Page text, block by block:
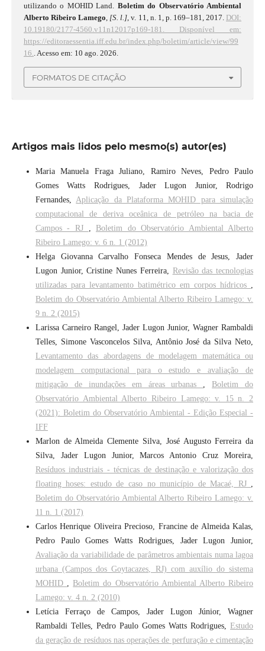
utilizando o MOHID Land. Boletim do Observatório Ambiental
Alberto Ribeiro Lamego, [S. l.], v. 11, n. 1, p. 169–181, 2017. DOI:
10.19180/2177-4560.v11n12017p169-181. Disponível em:
https://editoraessentia.iff.edu.br/index.php/boletim/article/view/99
16.. Acesso em: 10 ago. 2026.
FORMATOS DE CITAÇÃO
Artigos mais lidos pelo mesmo(s) autor(es)
Maria Manuela Fraga Juliano, Ramiro Neves, Pedro Paulo
Gomes Watts Rodrigues, Jader Lugon Junior, Rodrigo
Fernandes,Aplicação da Plataforma MOHID para simulação
computacional de deriva oceânica de petróleo na bacia de
Campos - RJ , Boletim do Observatório Ambiental Alberto
Ribeiro Lamego: v. 6 n. 1 (2012)
Helga Giovanna Carvalho Fonseca Mendes de Jesus, Jader
Lugon Junior, Cristine Nunes Ferreira, Revisão das tecnologias
utilizadas para levantamento batimétrico em corpos hídricos ,
Boletim do Observatório Ambiental Alberto Ribeiro Lamego: v.
9 n. 2 (2015)
Larissa Carneiro Rangel, Jader Lugon Junior, Wagner Rambaldi
Telles, Simone Vasconcelos Silva, Antônio José da Silva Neto,
Levantamento das abordagens de modelagem matemática ou
modelagem computacional para o estudo e avaliação de
mitigação de inundações em áreas urbanas , Boletim do
Observatório Ambiental Alberto Ribeiro Lamego: v. 15 n. 2
(2021): Boletim do Observatório Ambiental - Edição Especial -
IFF
Marlon de Almeida Clemente Silva, José Augusto Ferreira da
Silva, Jader Lugon Junior, Marcos Antonio Cruz Moreira,
Resíduos industriais - técnicas de destinação e valorização dos
floating hoses: estudo de caso no município de Macaé, RJ ,
Boletim do Observatório Ambiental Alberto Ribeiro Lamego: v.
11 n. 1 (2017)
Carlos Henrique Oliveira Precioso, Francine de Almeida Kalas,
Pedro Paulo Gomes Watts Rodrigues, Jader Lugon Junior,
Avaliação da variabilidade de parâmetros ambientais numa lagoa
urbana (Campos dos Goytacazes, RJ) com auxílio do sistema
MOHID , Boletim do Observatório Ambiental Alberto Ribeiro
Lamego: v. 4 n. 2 (2010)
Letícia Ferraço de Campos, Jader Lugon Júnior, Wagner
Rambaldi Telles, Pedro Paulo Gomes Watts Rodrigues, Estudo
da geração de resíduos nas operações de perfuração e cimentação